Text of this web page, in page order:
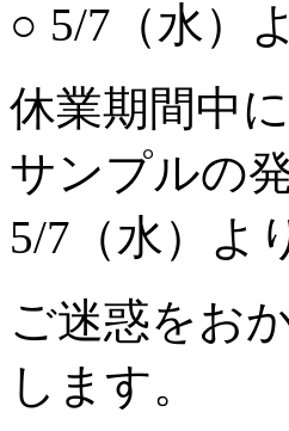
○ 5/7（水）
休業期間中
サンプルの
5/7（水）よ
ご迷惑をお
します。